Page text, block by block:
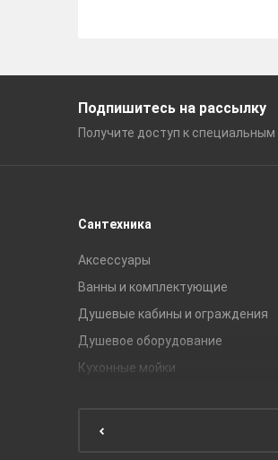
Подпишитесь на рассылку
Получите доступ к специальным
Сантехника
Аксессуары
Ванны и комплектующие
Душевые кабины и ограждения
Душевое оборудование
Кухонные мойки